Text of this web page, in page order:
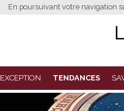
En poursuivant votre navigation
EXCEPTION TENDANCES